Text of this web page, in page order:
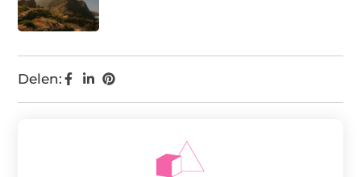
Delen: